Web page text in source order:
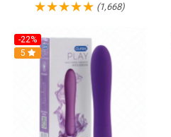
(1,668)
-22%
Hot
5